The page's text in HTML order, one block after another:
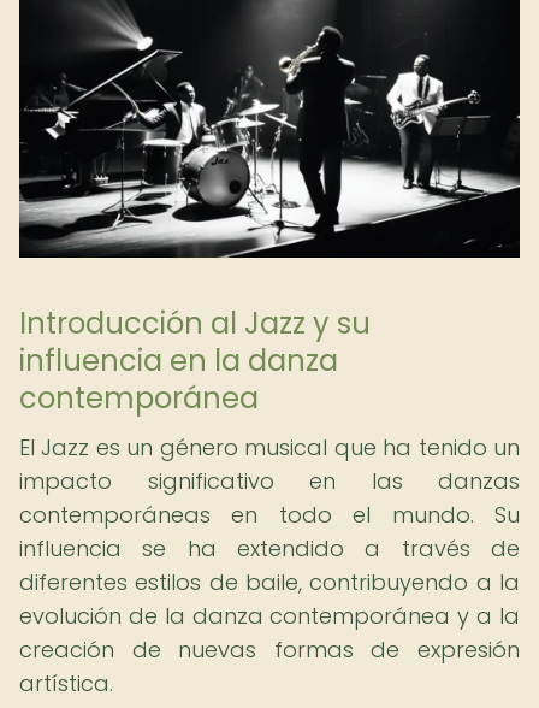
Introducción al Jazz y su
influencia en la danza
contemporánea
El Jazz es un género musical que ha tenido un
impacto significativo en las danzas
contemporáneas en todo el mundo. Su
influencia se ha extendido a través de
diferentes estilos de baile, contribuyendo a la
evolución de la danza contemporánea y a la
creación de nuevas formas de expresión
artística.